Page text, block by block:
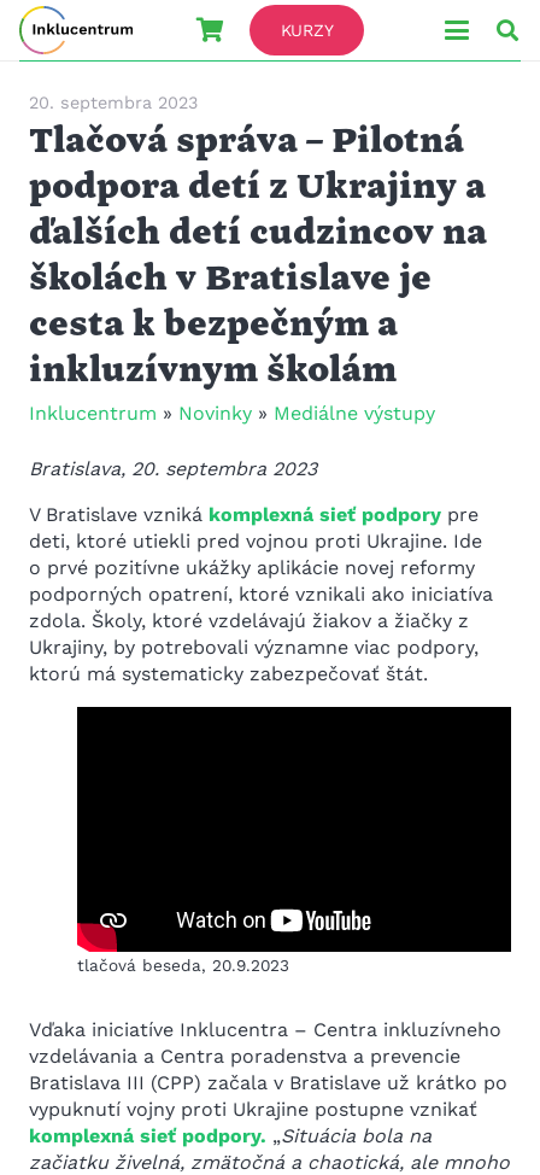
KURZY
20. septembra 2023
Tlačová správa – Pilotná
podpora detí z Ukrajiny a
ďalších detí cudzincov na
školách v Bratislave je
cesta k bezpečným a
inkluzívnym školám
Inklucentrum » Novinky » Mediálne výstupy
Bratislava, 20. septembra 2023
V Bratislave vzniká komplexná sieť podpory pre
deti, ktoré utiekli pred vojnou proti Ukrajine. Ide
o prvé pozitívne ukážky aplikácie novej reformy
podporných opatrení, ktoré vznikali ako iniciatíva
zdola. Školy, ktoré vzdelávajú žiakov a žiačky z
Ukrajiny, by potrebovali významne viac podpory,
ktorú má systematicky zabezpečovať štát.
tlačová beseda, 20.9.2023
Vďaka iniciatíve Inklucentra – Centra inkluzívneho
vzdelávania a Centra poradenstva a prevencie
Bratislava III (CPP) začala v Bratislave už krátko po
vypuknutí vojny proti Ukrajine postupne vznikať
komplexná sieť podpory. „Situácia bola na
začiatku živelná, zmätočná a chaotická, ale mnoho